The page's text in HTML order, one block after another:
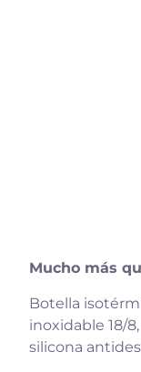
Mucho más
Botella
inoxidable 18/
silicona